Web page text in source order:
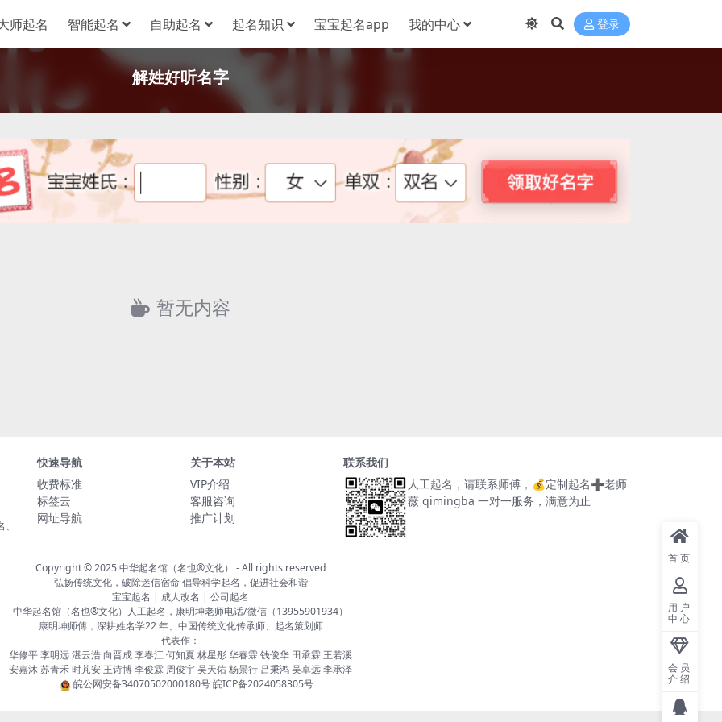
师起名 智能起名 自助起名 起名知识 宝宝起名app 我的中心 登录
解姓好听名字
暂无内容
快速导航
收费标准
标签云
网址导航
关于本站
VIP介绍
客服咨询
推广计划
联系我们
人工起名，请联系师傅， 💰定制起名➕老师
薇 qimingba 一对一服务，满意为止
Copyright © 2025中华起名馆（名也®文化） - All rights reserved
弘扬传统文化，破除迷信宿命 倡导科学起名，促进社会和谐
宝宝起名 | 成人改名 | 公司起名
中华起名馆（名也®文化）人工起名，康明坤老师电话/微信（13955901934）
康明坤师傅，深耕姓名学22 年、中国传统文化传承师、起名策划师
代表作：
华修平 李明远 湛云浩 向晋成 李春江 何知夏 林星彤 华春霖 钱俊华 田承霖 王若溪
安嘉沐 苏青禾 时芃安 王诗博 李俊霖 周俊宇 吴天佑 杨景行 吕秉鸿 吴卓远 李承泽
皖公网安备34070502000180号皖ICP备2024058305号
首页
用户
中心
会员
介绍